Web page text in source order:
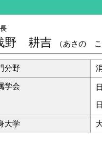
野 耕吉 （あさの こ
分野
学会
大学